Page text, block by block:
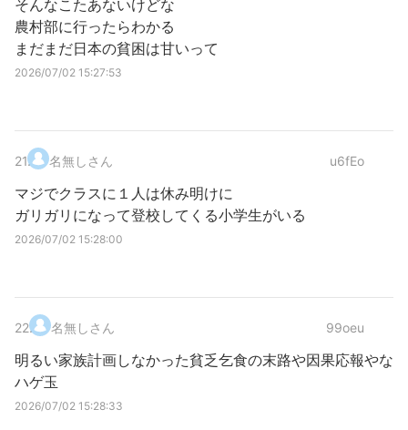
そんなこたあないけどな
農村部に行ったらわかる
まだまだ日本の貧困は甘いって
2026/07/02 15:27:53
21. 名無しさん u6fEo
マジでクラスに１人は休み明けに
ガリガリになって登校してくる小学生がいる
2026/07/02 15:28:00
22. 名無しさん 99oeu
明るい家族計画しなかった貧乏乞食の末路や因果応報やな
ハゲ玉
2026/07/02 15:28:33